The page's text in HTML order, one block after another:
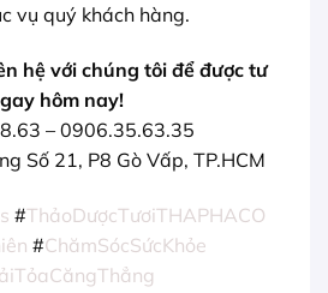
vụ quý khách hàng.
hệ với chúng tôi để được tư
hôm nay!
– 0906.35.63.35
Số 21, P8 Gò Vấp, TP.HCM
#ThảoDượcTươiTHAPHACO
#ChămSócSứcKhỏe